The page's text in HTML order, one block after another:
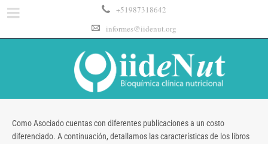
+51987318642
informes@iidenut.org
Como Asociado cuentas con diferentes publicaciones a un costo
diferenciado. A continuación, detallamos las características de los libros